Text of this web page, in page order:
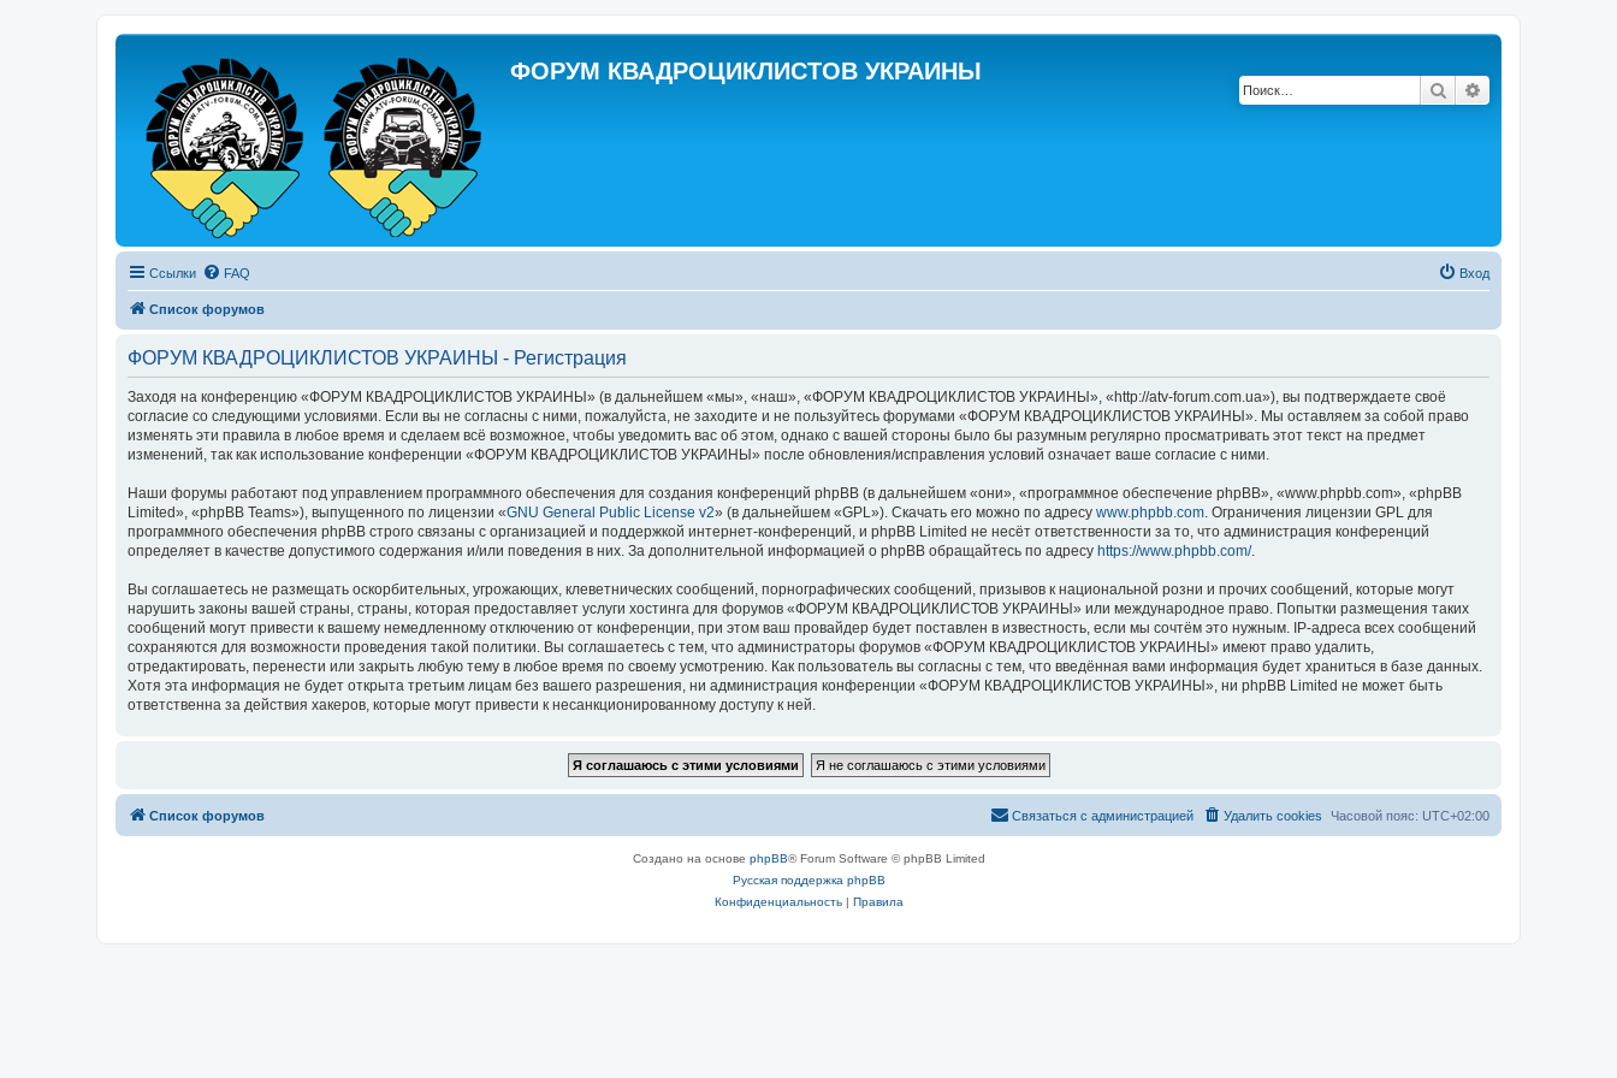
ФОРУМ КВАДРОЦИКЛИСТОВ УКРАИНЫ
Поиск
Ссылки FAQ Вход
Список форумов
ФОРУМ КВАДРОЦИКЛИСТОВ УКРАИНЫ - Регистрация
Заходя на конференцию «ФОРУМ КВАДРОЦИКЛИСТОВ УКРАИНЫ» (в дальнейшем «мы», «наш», «ФОРУМ КВАДРОЦИКЛИСТОВ УКРАИНЫ», «http://atv-forum.com.ua»), вы подтверждаете своё
согласие со следующими условиями. Если вы не согласны с ними, пожалуйста, не заходите и не пользуйтесь форумами «ФОРУМ КВАДРОЦИКЛИСТОВ УКРАИНЫ». Мы оставляем за собой право
изменять эти правила в любое время и сделаем всё возможное, чтобы уведомить вас об этом, однако с вашей стороны было бы разумным регулярно просматривать этот текст на предмет
изменений, так как использование конференции «ФОРУМ КВАДРОЦИКЛИСТОВ УКРАИНЫ» после обновления/исправления условий означает ваше согласие с ними.
Наши форумы работают под управлением программного обеспечения для создания конференций phpBB (в дальнейшем «они», «программное обеспечение phpBB», «www.phpbb.com», «phpBB
Limited», «phpBB Teams»), выпущенного по лицензии «GNU General Public License v2» (в дальнейшем «GPL»). Скачать его можно по адресу www.phpbb.com. Ограничения лицензии GPL для
программного обеспечения phpBB строго связаны с организацией и поддержкой интернет-конференций, и phpBB Limited не несёт ответственности за то, что администрация конференций
определяет в качестве допустимого содержания и/или поведения в них. За дополнительной информацией о phpBB обращайтесь по адресу https://www.phpbb.com/.
Вы соглашаетесь не размещать оскорбительных, угрожающих, клеветнических сообщений, порнографических сообщений, призывов к национальной розни и прочих сообщений, которые могут
нарушить законы вашей страны, страны, которая предоставляет услуги хостинга для форумов «ФОРУМ КВАДРОЦИКЛИСТОВ УКРАИНЫ» или международное право. Попытки размещения таких
сообщений могут привести к вашему немедленному отключению от конференции, при этом ваш провайдер будет поставлен в известность, если мы сочтём это нужным. IP-адреса всех сообщений
сохраняются для возможности проведения такой политики. Вы соглашаетесь с тем, что администраторы форумов «ФОРУМ КВАДРОЦИКЛИСТОВ УКРАИНЫ» имеют право удалить,
отредактировать, перенести или закрыть любую тему в любое время по своему усмотрению. Как пользователь вы согласны с тем, что введённая вами информация будет храниться в базе данных.
Хотя эта информация не будет открыта третьим лицам без вашего разрешения, ни администрация конференции «ФОРУМ КВАДРОЦИКЛИСТОВ УКРАИНЫ», ни phpBB Limited не может быть
ответственна за действия хакеров, которые могут привести к несанкционированному доступу к ней.
Список форумов Часовой пояс: UTC+02:00
Удалить cookies
Связаться с администрацией
Создано на основе phpBB® Forum Software © phpBB Limited
Русская поддержка phpBB
Конфиденциальность| Правила